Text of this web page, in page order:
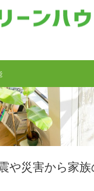
災害から家族